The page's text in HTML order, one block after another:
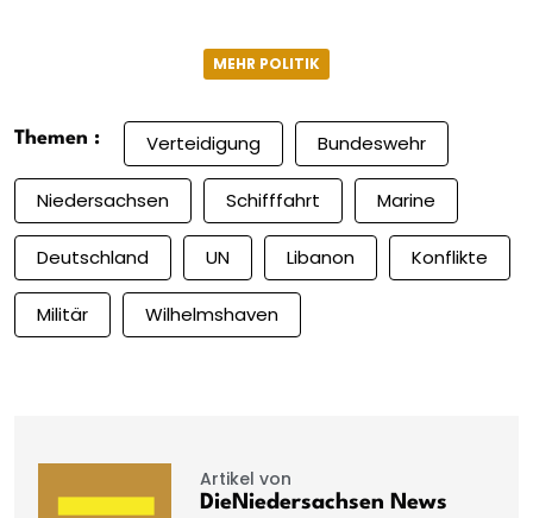
MEHR POLITIK
Themen : Verteidigung Bundeswehr
Niedersachsen Schifffahrt Marine
Deutschland UN Libanon Konflikte
Militär Wilhelmshaven
Artikel von
DieNiedersachsen News